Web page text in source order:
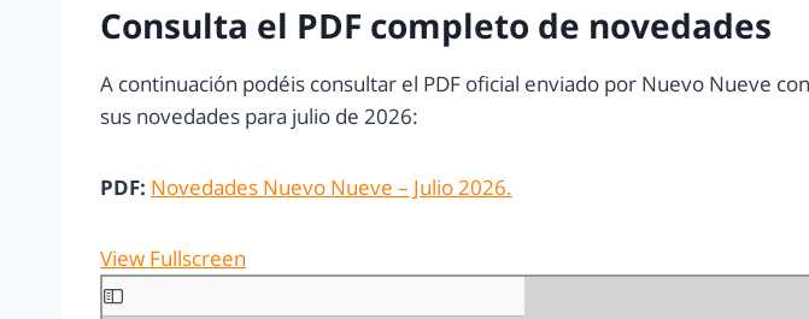
Consulta el PDF completo de novedades
A continuación podéis consultar el PDF oficial enviado por Nuevo Nueve
sus novedades para julio de 2026:
PDF: Novedades Nuevo Nueve – Julio 2026.
View Fullscreen